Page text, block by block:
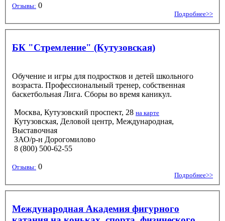
Отзывы: 0
Подробнее>>
БК "Стремление" (Кутузовская)
Обучение и игры для подростков и детей школьного
возраста. Профессиональный тренер, собственная
баскетбольная Лига. Сборы во время каникул.
Москва, Кутузовский проспект, 28 на карте
Кутузовская, Деловой центр, Международная,
Выставочная
ЗАО/р-н Дорогомилово
8 (800) 500-62-55
Отзывы: 0
Подробнее>>
Международная Академия фигурного